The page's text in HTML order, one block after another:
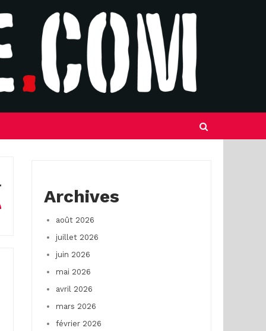
Archives
août 2026
juillet 2026
juin 2026
mai 2026
avril 2026
mars 2026
février 2026